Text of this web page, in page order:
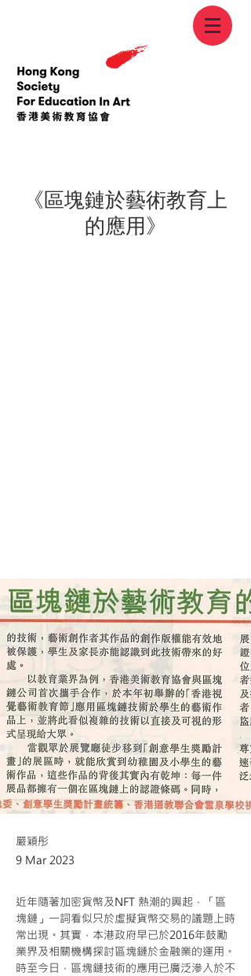
《區塊鏈於藝術教育上
的應用》
嚴穎彤
9 Mar 2023
近年隨著加密貨幣及NFT 熱潮的興起，「區
塊鏈」一詞看似只於虛擬貨幣交易的議題上時
常出現。其實，本港政府早已於2016年鼓勵
業界及相關機構探討區塊鏈於金融業的運用。
時至今日，區塊鏈技術的應用已廣泛滲入於不